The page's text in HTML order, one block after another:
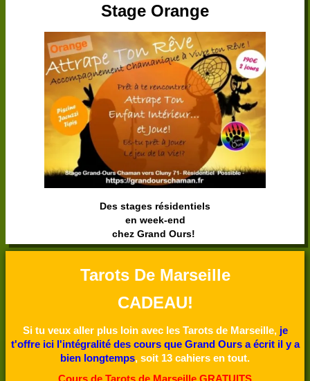
Stage Orange
Des stages résidentiels
en week-end
chez Grand Ours!
Tarots De Marseille
CADEAU!
Si tu veux aller plus loin avec les Tarots de Marseille,je
t'offre ici l'intégralité des cours que Grand Ours a écrit il y a
bien longtemps, soit 13 cahiers en tout.
Cours de Tarots de Marseille GRATUITS